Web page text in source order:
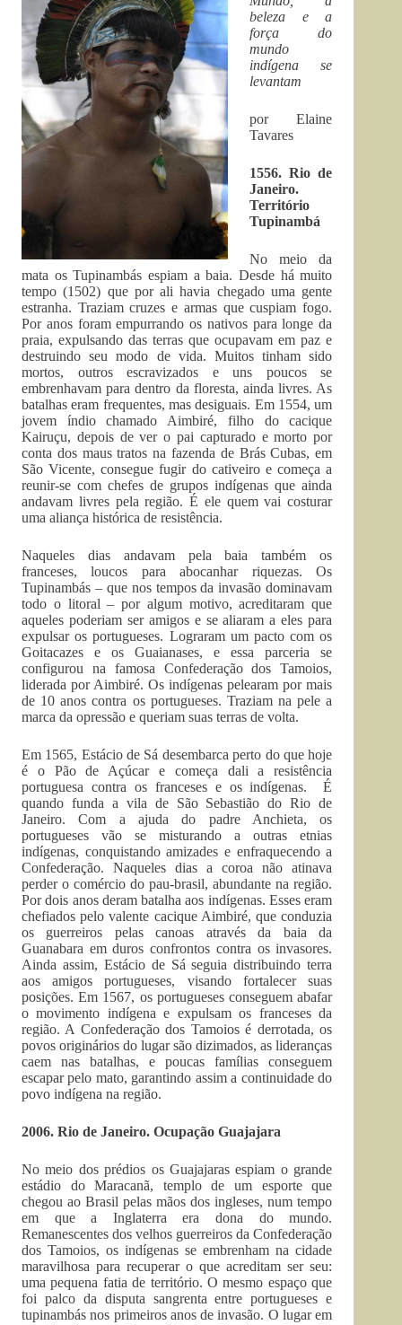
beleza e a
força do
mundo
indígena se
levantam
por Elaine
Tavares
1556. Rio de
Janeiro.
Território
Tupinambá
No meio da
mata os Tupinambás espiam a baia. Desde há muito
tempo (1502) que por ali havia chegado uma gente
estranha. Traziam cruzes e armas que cuspiam fogo.
Por anos foram empurrando os nativos para longe da
praia, expulsando das terras que ocupavam em paz e
destruindo seu modo de vida. Muitos tinham sido
mortos, outros escravizados e uns poucos se
embrenhavam para dentro da floresta, ainda livres. As
batalhas eram frequentes, mas desiguais. Em 1554, um
jovem índio chamado Aimbiré, filho do cacique
Kairuçu, depois de ver o pai capturado e morto por
conta dos maus tratos na fazenda de Brás Cubas, em
São Vicente, consegue fugir do cativeiro e começa a
reunir-se com chefes de grupos indígenas que ainda
andavam livres pela região. É ele quem vai costurar
uma aliança histórica de resistência.
Naqueles dias andavam pela baia também os
franceses, loucos para abocanhar riquezas. Os
Tupinambás – que nos tempos da invasão dominavam
todo o litoral – por algum motivo, acreditaram que
aqueles poderiam ser amigos e se aliaram a eles para
expulsar os portugueses. Lograram um pacto com os
Goitacazes e os Guaianases, e essa parceria se
configurou na famosa Confederação dos Tamoios,
liderada por Aimbiré. Os indígenas pelearam por mais
de 10 anos contra os portugueses. Traziam na pele a
marca da opressão e queriam suas terras de volta.
Em 1565, Estácio de Sá desembarca perto do que hoje
é o Pão de Açúcar e começa dali a resistência
portuguesa contra os franceses e os indígenas. É
quando funda a vila de São Sebastião do Rio de
Janeiro. Com a ajuda do padre Anchieta, os
portugueses vão se misturando a outras etnias
indígenas, conquistando amizades e enfraquecendo a
Confederação. Naqueles dias a coroa não atinava
perder o comércio do pau-brasil, abundante na região.
Por dois anos deram batalha aos indígenas. Esses eram
chefiados pelo valente cacique Aimbiré, que conduzia
os guerreiros pelas canoas através da baia da
Guanabara em duros confrontos contra os invasores.
Ainda assim, Estácio de Sá seguia distribuindo terra
aos amigos portugueses, visando fortalecer suas
posições. Em 1567, os portugueses conseguem abafar
o movimento indígena e expulsam os franceses da
região. A Confederação dos Tamoios é derrotada, os
povos originários do lugar são dizimados, as lideranças
caem nas batalhas, e poucas famílias conseguem
escapar pelo mato, garantindo assim a continuidade do
povo indígena na região.
2006. Rio de Janeiro. Ocupação Guajajara
No meio dos prédios os Guajajaras espiam o grande
estádio do Maracanã, templo de um esporte que
chegou ao Brasil pelas mãos dos ingleses, num tempo
em que a Inglaterra era dona do mundo.
Remanescentes dos velhos guerreiros da Confederação
dos Tamoios, os indígenas se embrenham na cidade
maravilhosa para recuperar o que acreditam ser seu:
uma pequena fatia de território. O mesmo espaço que
foi palco da disputa sangrenta entre portugueses e
tupinambás nos primeiros anos de invasão. O lugar em